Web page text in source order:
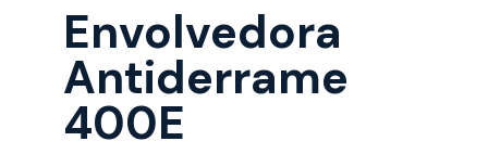
Envolvedora
Antiderrame
400E